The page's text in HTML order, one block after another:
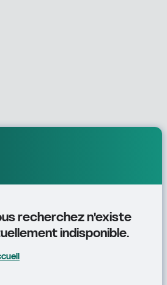
recherchez n'existe
indisponible.